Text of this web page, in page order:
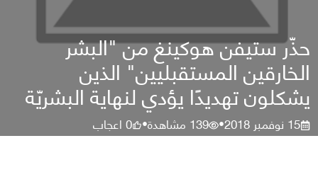
حذّر ستيفن هوكينغ من "البشر
الخارقين المستقبليين" الذين
يشكلون تهديدًا يؤدي لنهاية البشريّة
15 نوفمبر 2018 •
139 مشاهدة•
0اعجاب